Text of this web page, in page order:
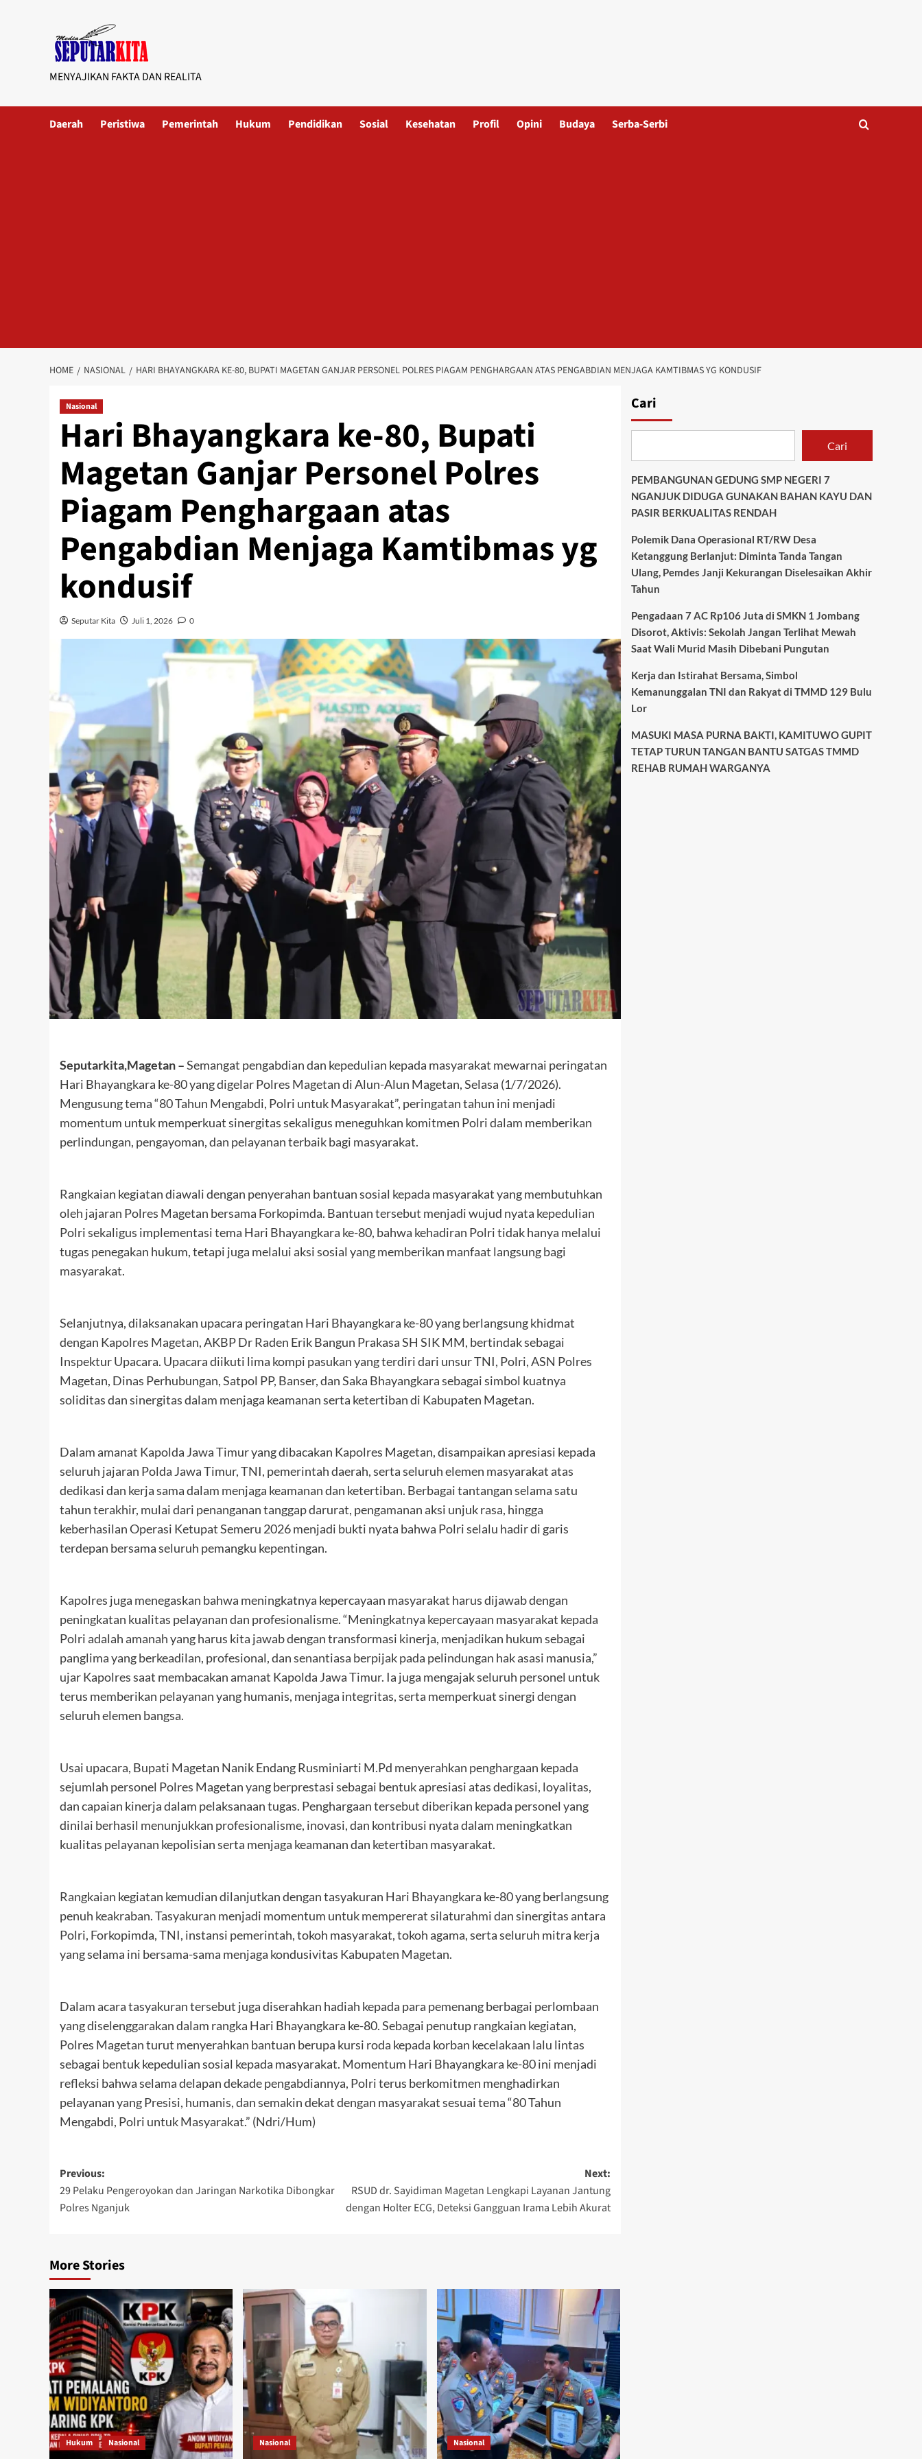
MENYAJIKAN FAKTA DAN REALITA
Daerah Peristiwa Pemerintah Hukum Pendidikan Sosial Kesehatan Profil Opini Budaya Serba-Serbi
HOME NASIONAL HARI BHAYANGKARA KE-80, BUPATI MAGETAN GANJAR PERSONEL POLRES PIAGAM PENGHARGAAN ATAS PENGABDIAN MENJAGA KAMTIBMAS YG KONDUSIF
Nasional
Hari Bhayangkara ke-80, Bupati
Magetan Ganjar Personel Polres
Piagam Penghargaan atas
Pengabdian Menjaga Kamtibmas yg
kondusif
Seputar Kita Juli 1, 2026 0
Seputarkita,Magetan –Semangat pengabdian dan kepedulian kepada masyarakat mewarnai peringatan
Hari Bhayangkara ke-80 yang digelar Polres Magetan di Alun-Alun Magetan, Selasa (1/7/2026).
Mengusung tema “80 Tahun Mengabdi, Polri untuk Masyarakat”, peringatan tahun ini menjadi
momentum untuk memperkuat sinergitas sekaligus meneguhkan komitmen Polri dalam memberikan
perlindungan, pengayoman, dan pelayanan terbaik bagi masyarakat.
Rangkaian kegiatan diawali dengan penyerahan bantuan sosial kepada masyarakat yang membutuhkan
oleh jajaran Polres Magetan bersama Forkopimda. Bantuan tersebut menjadi wujud nyata kepedulian
Polri sekaligus implementasi tema Hari Bhayangkara ke-80, bahwa kehadiran Polri tidak hanya melalui
tugas penegakan hukum, tetapi juga melalui aksi sosial yang memberikan manfaat langsung bagi
masyarakat.
Selanjutnya, dilaksanakan upacara peringatan Hari Bhayangkara ke-80 yang berlangsung khidmat
dengan Kapolres Magetan, AKBP Dr Raden Erik Bangun Prakasa SH SIK MM, bertindak sebagai
Inspektur Upacara. Upacara diikuti lima kompi pasukan yang terdiri dari unsur TNI, Polri, ASN Polres
Magetan, Dinas Perhubungan, Satpol PP, Banser, dan Saka Bhayangkara sebagai simbol kuatnya
soliditas dan sinergitas dalam menjaga keamanan serta ketertiban di Kabupaten Magetan.
Dalam amanat Kapolda Jawa Timur yang dibacakan Kapolres Magetan, disampaikan apresiasi kepada
seluruh jajaran Polda Jawa Timur, TNI, pemerintah daerah, serta seluruh elemen masyarakat atas
dedikasi dan kerja sama dalam menjaga keamanan dan ketertiban. Berbagai tantangan selama satu
tahun terakhir, mulai dari penanganan tanggap darurat, pengamanan aksi unjuk rasa, hingga
keberhasilan Operasi Ketupat Semeru 2026 menjadi bukti nyata bahwa Polri selalu hadir di garis
terdepan bersama seluruh pemangku kepentingan.
Kapolres juga menegaskan bahwa meningkatnya kepercayaan masyarakat harus dijawab dengan
peningkatan kualitas pelayanan dan profesionalisme. “Meningkatnya kepercayaan masyarakat kepada
Polri adalah amanah yang harus kita jawab dengan transformasi kinerja, menjadikan hukum sebagai
panglima yang berkeadilan, profesional, dan senantiasa berpijak pada pelindungan hak asasi manusia,”
ujar Kapolres saat membacakan amanat Kapolda Jawa Timur. Ia juga mengajak seluruh personel untuk
terus memberikan pelayanan yang humanis, menjaga integritas, serta memperkuat sinergi dengan
seluruh elemen bangsa.
Usai upacara, Bupati Magetan Nanik Endang Rusminiarti M.Pd menyerahkan penghargaan kepada
sejumlah personel Polres Magetan yang berprestasi sebagai bentuk apresiasi atas dedikasi, loyalitas,
dan capaian kinerja dalam pelaksanaan tugas. Penghargaan tersebut diberikan kepada personel yang
dinilai berhasil menunjukkan profesionalisme, inovasi, dan kontribusi nyata dalam meningkatkan
kualitas pelayanan kepolisian serta menjaga keamanan dan ketertiban masyarakat.
Rangkaian kegiatan kemudian dilanjutkan dengan tasyakuran Hari Bhayangkara ke-80 yang berlangsung
penuh keakraban. Tasyakuran menjadi momentum untuk mempererat silaturahmi dan sinergitas antara
Polri, Forkopimda, TNI, instansi pemerintah, tokoh masyarakat, tokoh agama, serta seluruh mitra kerja
yang selama ini bersama-sama menjaga kondusivitas Kabupaten Magetan.
Dalam acara tasyakuran tersebut juga diserahkan hadiah kepada para pemenang berbagai perlombaan
yang diselenggarakan dalam rangka Hari Bhayangkara ke-80. Sebagai penutup rangkaian kegiatan,
Polres Magetan turut menyerahkan bantuan berupa kursi roda kepada korban kecelakaan lalu lintas
sebagai bentuk kepedulian sosial kepada masyarakat. Momentum Hari Bhayangkara ke-80 ini menjadi
refleksi bahwa selama delapan dekade pengabdiannya, Polri terus berkomitmen menghadirkan
pelayanan yang Presisi, humanis, dan semakin dekat dengan masyarakat sesuai tema “80 Tahun
Mengabdi, Polri untuk Masyarakat.” (Ndri/Hum)
Post
navigation
Previous:
29 Pelaku Pengeroyokan dan Jaringan Narkotika Dibongkar
Polres Nganjuk
Next:
RSUD dr. Sayidiman Magetan Lengkapi Layanan Jantung
dengan Holter ECG, Deteksi Gangguan Irama Lebih Akurat
More Stories
Hukum Nasional Nasional Nasional
Cari
Cari
PEMBANGUNAN GEDUNG SMP NEGERI 7
NGANJUK DIDUGA GUNAKAN BAHAN KAYU DAN
PASIR BERKUALITAS RENDAH
Polemik Dana Operasional RT/RW Desa
Ketanggung Berlanjut: Diminta Tanda Tangan
Ulang, Pemdes Janji Kekurangan Diselesaikan Akhir
Tahun
Pengadaan 7 AC Rp106 Juta di SMKN 1 Jombang
Disorot, Aktivis: Sekolah Jangan Terlihat Mewah
Saat Wali Murid Masih Dibebani Pungutan
Kerja dan Istirahat Bersama, Simbol
Kemanunggalan TNI dan Rakyat di TMMD 129 Bulu
Lor
MASUKI MASA PURNA BAKTI, KAMITUWO GUPIT
TETAP TURUN TANGAN BANTU SATGAS TMMD
REHAB RUMAH WARGANYA